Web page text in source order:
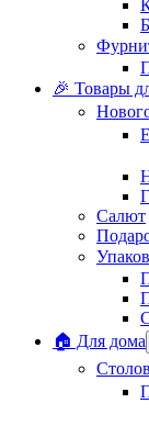
🎉 Товары
Салют
🏠 Для дома